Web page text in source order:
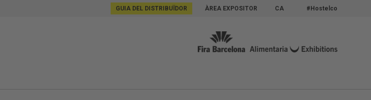
GUIA DEL DISTRIBUÏDOR ÀREA EXPOSITOR CA #Hostelco